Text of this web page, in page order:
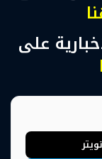
على
تويتر